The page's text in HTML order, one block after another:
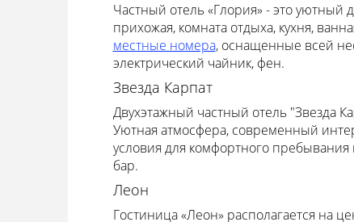
Частный отель «Глория» - это уютный
прихожая, комната отдыха, кухня,
местные номера, оснащенные всей
электрический чайник, фен.
Звезда Карпат
Двухэтажный частный отель "Звезда
Уютная атмосфера, современный
условия для комфортного
бар.
Леон
Гостиница «Леон» располагается на